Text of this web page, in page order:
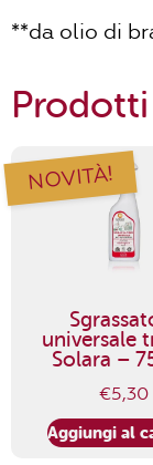
**da olio di
NOVITÀ!
universale
Solara –
€5,30
Aggiungi al